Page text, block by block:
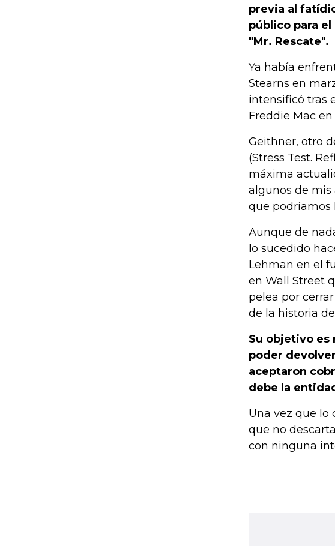
previa al
público para
"Mr. Rescate".
Ya había
Stearns en
intensificó tras
Freddie Mac
Geithner, otro
(Stress Test.
máxima
algunos de mis
que podríamos
Aunque de
lo sucedido
Lehman en el
en Wall Street
pelea por
de la historia
Su objetivo es
poder
aceptaron
debe la
Una vez que lo
que no
con ninguna